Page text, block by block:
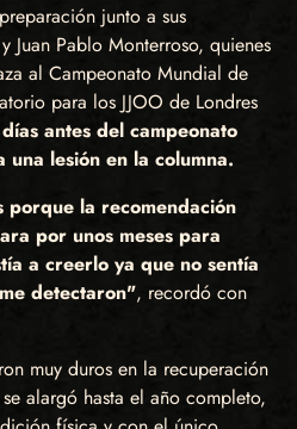
junto a sus
Juan Pablo Monterroso, quienes
al Campeonato Mundial de
para los JJOO de Londres
antes del campeonato
lesión en la columna.
la recomendación
por unos meses para
a creerlo ya que no sentía
detectaron", recordó con
muy duros en la recuperación
alargó hasta el año completo,